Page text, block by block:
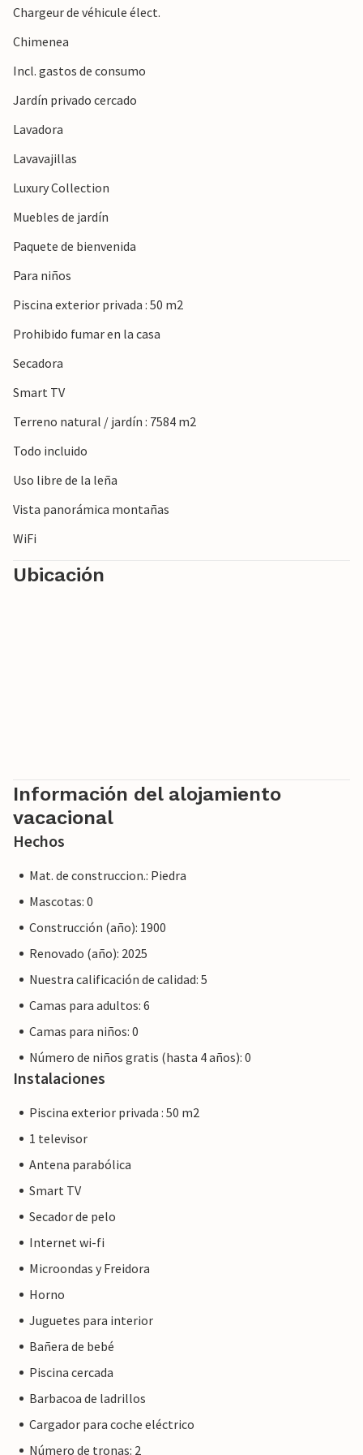
Nota: Esta propiedad está gestionada por un propietario
privado, no por una empresa o comerciante. Esto significa
materia de consumo. Sin embargo, puede estar seguro de
que le proporcionaremos el mismo nivel de servicio al
alojamiento con un propietario profesional.
Chargeur de véhicule élect.
Chimenea
Incl. gastos de consumo
Jardín privado cercado
Lavadora
Lavavajillas
Luxury Collection
Muebles de jardín
Paquete de bienvenida
Para niños
Piscina exterior privada : 50 m2
Prohibido fumar en la casa
Secadora
Smart TV
Terreno natural / jardín : 7584 m2
Todo incluido
Uso libre de la leña
Vista panorámica montañas
WiFi
Ubicación
Información del alojamiento
vacacional
Hechos
Mat. de construccion.: Piedra
Mascotas: 0
Construcción (año): 1900
Renovado (año): 2025
Nuestra calificación de calidad: 5
Camas para adultos: 6
Camas para niños: 0
Número de niños gratis (hasta 4 años): 0
Instalaciones
Piscina exterior privada : 50 m2
1 televisor
Antena parabólica
Smart TV
Secador de pelo
Internet wi-fi
Microondas y Freidora
Horno
Juguetes para interior
Bañera de bebé
Piscina cercada
Barbacoa de ladrillos
Cargador para coche eléctrico
Número de tronas: 2